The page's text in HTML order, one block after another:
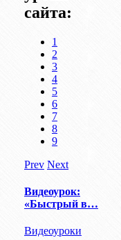
сайта:
1
2
3
4
5
6
7
8
9
Prev Next
Видеоурок:
«Быстрый в…
Видеоуроки